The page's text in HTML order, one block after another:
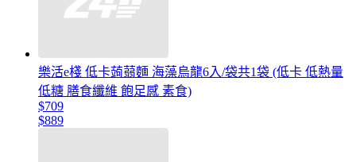
樂活e棧 低卡蒟蒻麵 海藻烏龍6入/袋共1袋 (低卡 低熱量
低糖 膳食纖維 飽足感 素食)
$709
$889